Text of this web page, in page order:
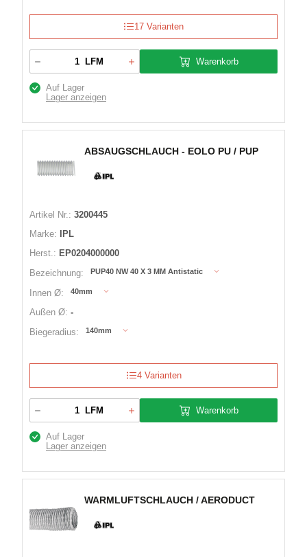
17 Varianten
LFM Warenkorb
Auf Lager
Lager anzeigen
ABSAUGSCHLAUCH - EOLO PU / PUP
Artikel Nr.: 3200445
Marke:
IPL
Herst.: EP0204000000
Bezeichnung:
PUP40 NW 40 X 3 MM Antistatic
Innen Ø: 40mm
Außen Ø: -
Biegeradius:
140mm
4 Varianten
LFM Warenkorb
Auf Lager
Lager anzeigen
WARMLUFTSCHLAUCH / AERODUCT